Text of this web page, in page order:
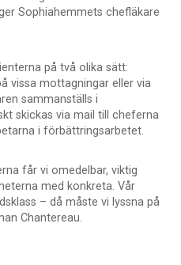
Sophiahemmets chefläkare
på två olika sätt:
vissa mottagningar eller via
sammanställs i
skickas via mail till cheferna
i förbättringsarbetet.
får vi omedelbar, viktig
med konkreta. Vår
– då måste vi lyssna på
Chantereau.